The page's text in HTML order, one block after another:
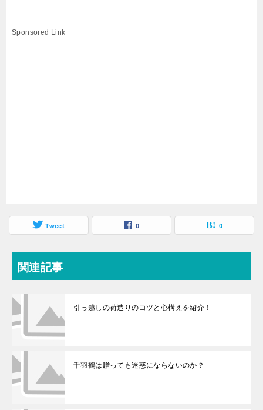
Sponsored Link
Tweet 0 0
関連記事
引っ越しの荷造りのコツと心構えを紹介！
千羽鶴は贈っても迷惑にならないのか？